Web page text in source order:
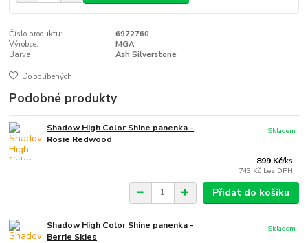
Číslo produktu:
6972760
Výrobce:
MGA
Barva:
Ash Silverstone
Do oblíbených
Podobné produkty
Shadow High Color Shine panenka -
Rosie Redwood
899 Kč/ks
743 Kč bez DPH
Skladem
Přidat do košíku
Shadow High Color Shine panenka -
Berrie Skies
Skladem